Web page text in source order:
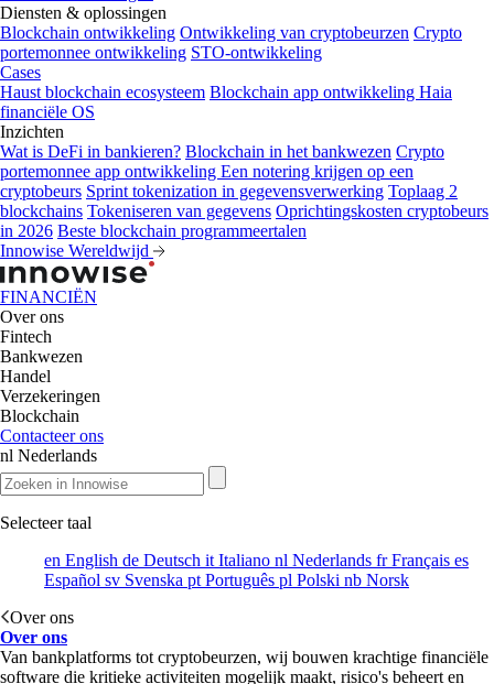
Diensten & oplossingen
Blockchain ontwikkeling Ontwikkeling van cryptobeurzen Crypto
portemonnee ontwikkeling STO-ontwikkeling
Cases
Haust blockchain ecosysteem Blockchain app ontwikkeling Haia
financiële OS
Inzichten
Wat is DeFi in bankieren? Blockchain in het bankwezen Crypto
portemonnee app ontwikkeling Een notering krijgen op een
cryptobeurs Sprint tokenization in gegevensverwerking Toplaag 2
blockchains Tokeniseren van gegevens Oprichtingskosten cryptobeurs
in 2026 Beste blockchain programmeertalen
Innowise Wereldwijd
FINANCIËN
Over ons
Fintech
Bankwezen
Handel
Verzekeringen
Blockchain
Contacteer ons
nl Nederlands
Selecteer taal
en English de Deutsch it Italiano nl Nederlands frFrançais es
Español sv Svenska pt Português pl Polski nb Norsk
Over ons
Over ons
Van bankplatforms tot cryptobeurzen, wij bouwen krachtige financiële
software die kritieke activiteiten mogelijk maakt, risico's beheert en